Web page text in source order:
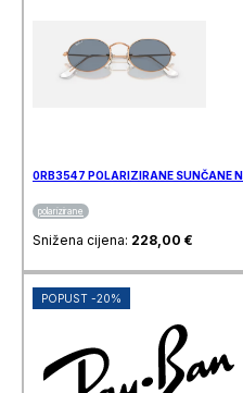
0RB3547 POLARIZIRANE SUNČANE
polarizirane
Snižena cijena: 228,00 €
POPUST -20%